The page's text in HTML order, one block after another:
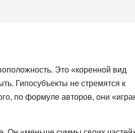
Это «коренной вид
Гипосубъекты не стремятся к
по формуле авторов, они